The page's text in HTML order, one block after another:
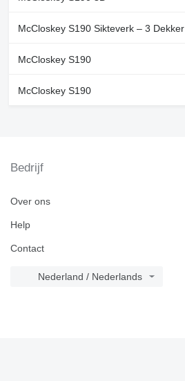
McCloskey S190 Sikteverk – 3 Dekker
McCloskey S190
McCloskey S190
Bedrijf
Over ons
Help
Contact
Nederland / Nederlands